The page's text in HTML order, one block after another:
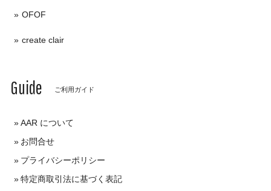
OFOF
create clair
Guide ご利用ガイド
AAR について
お問合せ
プライバシーポリシー
特定商取引法に基づく表記